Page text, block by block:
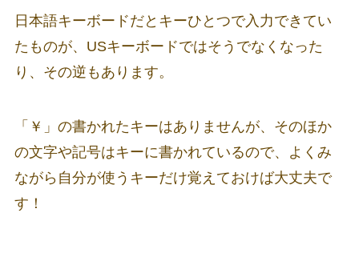
日本語キーボードだとキーひとつで入力できてい
たものが、USキーボードではそうでなくなった
り、その逆もあります。
「￥」の書かれたキーはありませんが、そのほか
の文字や記号はキーに書かれているので、よくみ
ながら自分が使うキーだけ覚えておけば大丈夫で
す！